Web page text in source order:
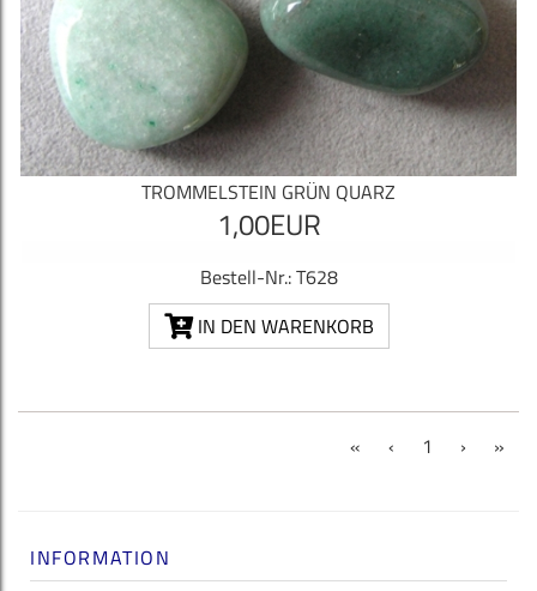
TROMMELSTEIN GRÜN QUARZ
1,00EUR
Bestell-Nr.: T628
IN DEN WARENKORB
« ‹ 1 (current)
› »
INFORMATION